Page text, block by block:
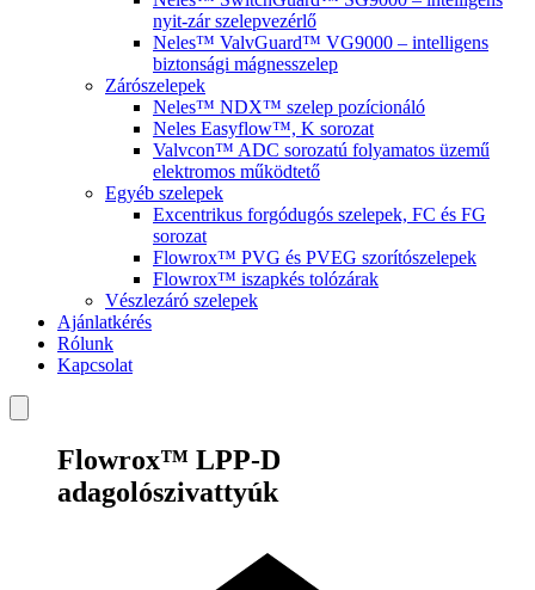
nyit-zár szelepvezérlő
Neles™ ValvGuard™ VG9000 – intelligens
biztonsági mágnesszelep
Zárószelepek
Neles™ NDX™ szelep pozícionáló
Neles Easyflow™, K sorozat
Valvcon™ ADC sorozatú folyamatos üzemű
elektromos működtető
Egyéb szelepek
Excentrikus forgódugós szelepek, FC és FG
sorozat
Flowrox™ PVG és PVEG szorítószelepek
Flowrox™ iszapkés tolózárak
Vészlezáró szelepek
Ajánlatkérés
Rólunk
Kapcsolat
Flowrox™ LPP-D
adagolószivattyúk